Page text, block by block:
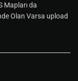
Mapları da
Olan Varsa upload